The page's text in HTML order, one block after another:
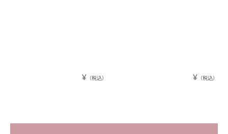
¥ （税込） ¥ （税込）